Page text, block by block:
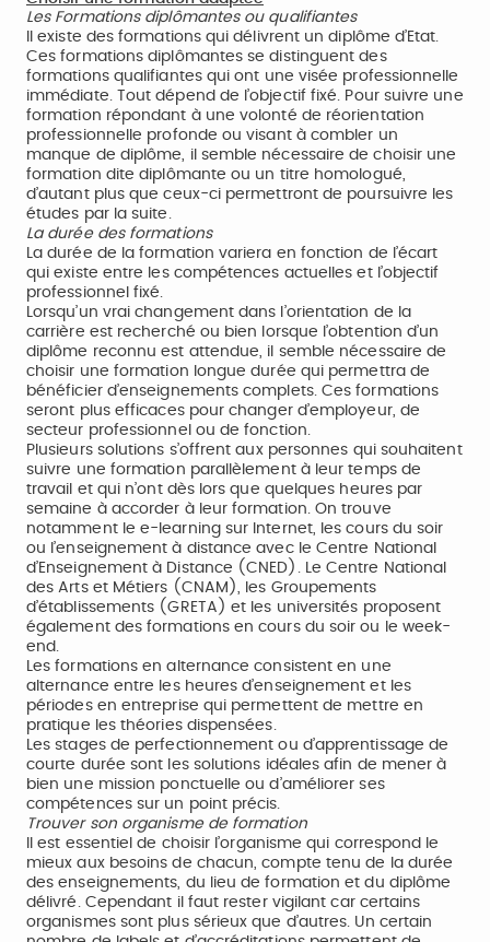
Les Formations diplômantes ou qualifiantes
Il existe des formations qui délivrent un diplôme d’Etat.
Ces formations diplômantes se distinguent des
formations qualifiantes qui ont une visée professionnelle
immédiate. Tout dépend de l’objectif fixé. Pour suivre une
formation répondant à une volonté de réorientation
professionnelle profonde ou visant à combler un
manque de diplôme, il semble nécessaire de choisir une
formation dite diplômante ou un titre homologué,
d’autant plus que ceux-ci permettront de poursuivre les
études par la suite.
La durée des formations
La durée de la formation variera en fonction de l’écart
qui existe entre les compétences actuelles et l’objectif
professionnel fixé.
Lorsqu’un vrai changement dans l’orientation de la
carrière est recherché ou bien lorsque l’obtention d’un
diplôme reconnu est attendue, il semble nécessaire de
choisir une formation longue durée qui permettra de
bénéficier d’enseignements complets. Ces formations
seront plus efficaces pour changer d’employeur, de
secteur professionnel ou de fonction.
Plusieurs solutions s’offrent aux personnes qui souhaitent
suivre une formation parallèlement à leur temps de
travail et qui n’ont dès lors que quelques heures par
semaine à accorder à leur formation. On trouve
notamment le e-learning sur Internet, les cours du soir
ou l’enseignement à distance avec le Centre National
d’Enseignement à Distance (CNED). Le Centre National
des Arts et Métiers (CNAM), les Groupements
d’établissements (GRETA) et les universités proposent
également des formations en cours du soir ou le week-
end.
Les formations en alternance consistent en une
alternance entre les heures d’enseignement et les
périodes en entreprise qui permettent de mettre en
pratique les théories dispensées.
Les stages de perfectionnement ou d’apprentissage de
courte durée sont les solutions idéales afin de mener à
bien une mission ponctuelle ou d’améliorer ses
compétences sur un point précis.
Trouver son organisme de formation
Il est essentiel de choisir l’organisme qui correspond le
mieux aux besoins de chacun, compte tenu de la durée
des enseignements, du lieu de formation et du diplôme
délivré. Cependant il faut rester vigilant car certains
organismes sont plus sérieux que d’autres. Un certain